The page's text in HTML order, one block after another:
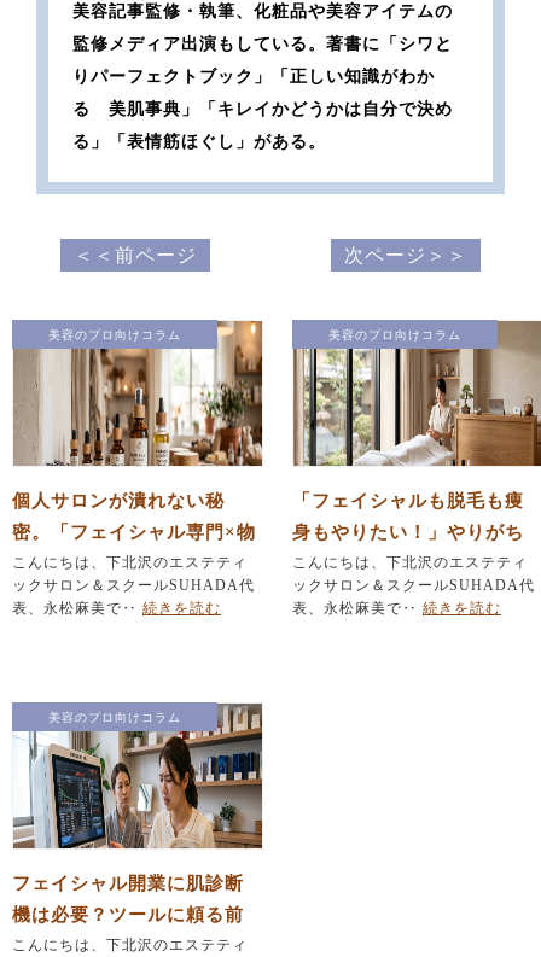
美容記事監修・執筆、化粧品や美容アイテムの
監修メディア出演もしている。著書に「シワと
りパーフェクトブック」「正しい知識がわか
る 美肌事典」「キレイかどうかは自分で決め
る」「表情筋ほぐし」がある。
＜＜前ページ 次ページ＞＞
美容のプロ向けコラム
個人サロンが潰れない秘
密。「フェイシャル専門×物
販」で作る安定経営の仕組
み
こんにちは、下北沢のエステティ
ックサロン＆スクールSUHADA代
表、永松麻美で‥ 続きを読む
美容のプロ向けコラム
「フェイシャルも脱毛も痩
身もやりたい！」やりがち
なメニュー詰め込みを防ぐ
『引き算』の法則
こんにちは、下北沢のエステティ
ックサロン＆スクールSUHADA代
表、永松麻美で‥ 続きを読む
美容のプロ向けコラム
フェイシャル開業に肌診断
機は必要？ツールに頼る前
にエステティシャンが育て
こんにちは、下北沢のエステティ